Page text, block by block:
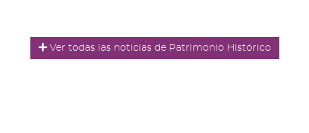
Ver todas las noticias de Patrimonio Histórico